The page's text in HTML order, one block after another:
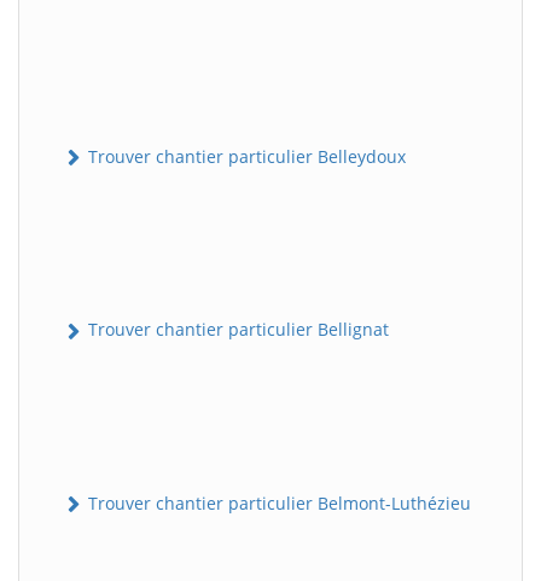
Trouver chantier particulier Belleydoux
Trouver chantier particulier Bellignat
Trouver chantier particulier Belmont-Luthézieu